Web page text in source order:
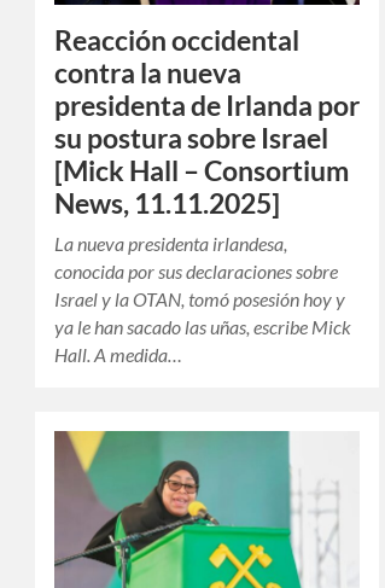
Reacción occidental
contra la nueva
presidenta de Irlanda por
su postura sobre Israel
[Mick Hall – Consortium
News, 11.11.2025]
La nueva presidenta irlandesa,
conocida por sus declaraciones sobre
Israel y la OTAN, tomó posesión hoy y
ya le han sacado las uñas, escribe Mick
Hall. A medida…